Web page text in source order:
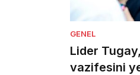
GENEL
Lider
vazifesini